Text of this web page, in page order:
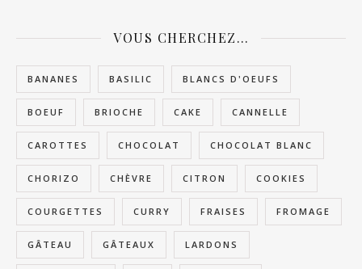
VOUS CHERCHEZ…
BANANES BASILIC BLANCS D'OEUFS
BOEUF BRIOCHE CAKE CANNELLE
CAROTTES CHOCOLAT CHOCOLAT BLANC
CHORIZO CHÈVRE CITRON COOKIES
COURGETTES CURRY FRAISES FROMAGE
GÂTEAU GÂTEAUX LARDONS